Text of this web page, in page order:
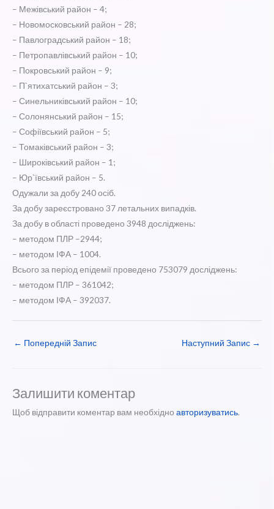
– Межівський район – 4;
– Новомосковський район – 28;
– Павлоградський район – 18;
– Петропавлівський район – 10;
– Покровський район – 9;
– П`ятихатський район – 3;
– Синельниківський район – 10;
– Солонянський район – 15;
– Софіївський район – 5;
– Томаківський район – 3;
– Широківський район – 1;
– Юр`ївський район – 5.
Одужали за добу 240 осіб.
За добу зареєстровано 37 летальних випадків.
За добу в області проведено 3948 досліджень:
– методом ПЛР –2944;
– методом ІФА – 1004.
Всього за період епідемії проведено 753079 досліджень:
– методом ПЛР – 361042;
– методом ІФА – 392037.
← Попередній Запис Наступний Запис →
Залишити коментар
Щоб відправити коментар вам необхідно авторизуватись.